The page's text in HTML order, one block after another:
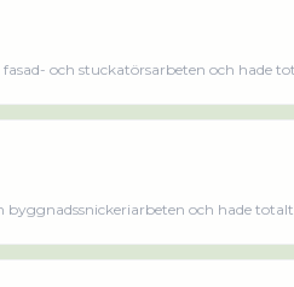
och stuckatörsarbeten och hade
och hade
senaste räkenskapsåret (2024).Läs merLäs mindre